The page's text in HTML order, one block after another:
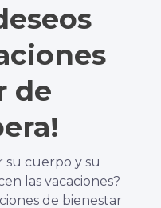
de
su cuerpo y su
las vacaciones?
de bienestar